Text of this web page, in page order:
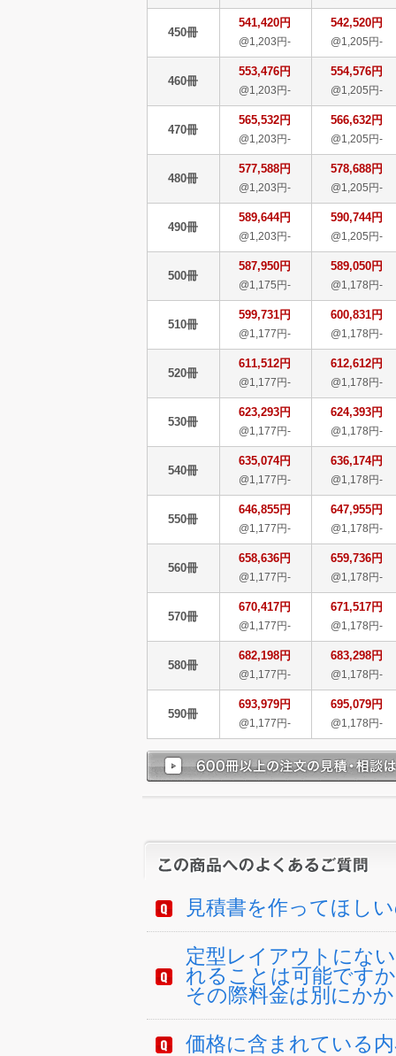
450冊
541,420円
@1,203円-
542,520円
@1,205円-
460冊
553,476円
@1,203円-
554,576円
@1,205円-
470冊
565,532円
@1,203円-
566,632円
@1,205円-
480冊
577,588円
@1,203円-
578,688円
@1,205円-
490冊
589,644円
@1,203円-
590,744円
@1,205円-
500冊
587,950円
@1,175円-
589,050円
@1,178円-
510冊
599,731円
@1,177円-
600,831円
@1,178円-
520冊
611,512円
@1,177円-
612,612円
@1,178円-
530冊
623,293円
@1,177円-
624,393円
@1,178円-
540冊
635,074円
@1,177円-
636,174円
@1,178円-
550冊
646,855円
@1,177円-
647,955円
@1,178円-
560冊
658,636円
@1,177円-
659,736円
@1,178円-
570冊
670,417円
@1,177円-
671,517円
@1,178円-
580冊
682,198円
@1,177円-
683,298円
@1,178円-
590冊
693,979円
@1,177円-
695,079円
@1,178円-
見積書を作ってほし
定型レイアウトにな
れることは可能です
その際料金は別にか
価格に含まれている